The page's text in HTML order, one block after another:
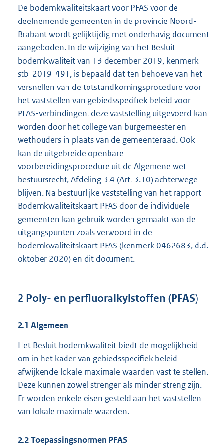
De bodemkwaliteitskaart voor PFAS voor de
deelnemende gemeenten in de provincie Noord-
Brabant wordt gelijktijdig met onderhavig document
aangeboden. In de wijziging van het Besluit
bodemkwaliteit van 13 december 2019, kenmerk
stb-2019-491, is bepaald dat ten behoeve van het
versnellen van de totstandkomingsprocedure voor
het vaststellen van gebiedsspecifiek beleid voor
PFAS-verbindingen, deze vaststelling uitgevoerd kan
worden door het college van burgemeester en
wethouders in plaats van de gemeenteraad. Ook
kan de uitgebreide openbare
voorbereidingsprocedure uit de Algemene wet
bestuursrecht, Afdeling 3.4 (Art. 3:10) achterwege
blijven. Na bestuurlijke vaststelling van het rapport
Bodemkwaliteitskaart PFAS door de individuele
gemeenten kan gebruik worden gemaakt van de
uitgangspunten zoals verwoord in de
bodemkwaliteitskaart PFAS (kenmerk 0462683, d.d.
oktober 2020) en dit document.
2 Poly- en perfluoralkylstoffen (PFAS)
2.1 Algemeen
Het Besluit bodemkwaliteit biedt de mogelijkheid
om in het kader van gebiedsspecifiek beleid
afwijkende lokale maximale waarden vast te stellen.
Deze kunnen zowel strenger als minder streng zijn.
Er worden enkele eisen gesteld aan het vaststellen
van lokale maximale waarden.
2.2Toepassingsnormen PFAS